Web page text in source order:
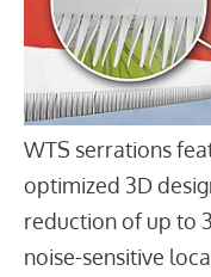
WTS serrations
optimized 3D
reduction of up to
noise-sensitive